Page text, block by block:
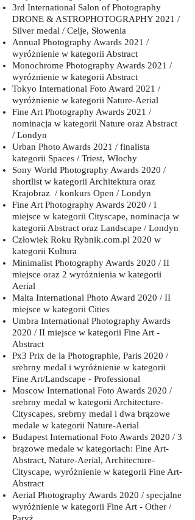
3rd International Salon of Photography
DRONE & ASTROPHOTOGRAPHY 2021 /
Silver medal / Celje, Słowenia
Annual Photography Awards 2021 /
wyróżnienie w kategorii Abstract
Monochrome Photography Awards 2021 /
wyróżnienie w kategorii Abstract
Tokyo International Foto Award 2021 /
wyróżnienie w kategorii Nature-Aerial
Fine Art Photography Awards 2021 /
nominacja w kategorii Nature oraz Abstract
/ Londyn
Urban Photo Awards 2021 / finalista
kategorii Spaces / Triest, Włochy
Sony World Photography Awards 2020 /
shortlist w kategorii Architektura oraz
Krajobraz / konkurs Open / Londyn
Fine Art Photography Awards 2020 / I
miejsce w kategorii Cityscape, nominacja w
kategorii Abstract oraz Landscape / Londyn
Człowiek Roku Rybnik.com.pl 2020 w
kategorii Kultura
Minimalist Photography Awards 2020 / II
miejsce oraz 2 wyróżnienia w kategorii
Aerial
Malta International Photo Award 2020 / II
miejsce w kategorii Cities
Umbra International Photography Awards
2020 / II miejsce w kategorii Fine Art -
Abstract
Px3 Prix de la Photographie, Paris 2020 /
srebrny medal i wyróżnienie w kategorii
Fine Art/Landscape - Professional
Moscow International Foto Awards 2020 /
srebrny medal w kategorii Architecture-
Cityscapes, srebrny medal i dwa brązowe
medale w kategorii Nature-Aerial
Budapest International Foto Awards 2020 / 3
brązowe medale w kategoriach: Fine Art-
Abstract, Nature-Aerial, Architecture-
Cityscape, wyróżnienie w kategorii Fine Art-
Abstract
Aerial Photography Awards 2020 / specjalne
wyróżnienie w kategorii Fine Art - Other /